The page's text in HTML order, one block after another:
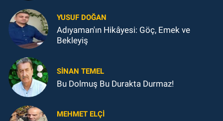
YUSUF DOĞAN
Adıyaman'ın Hikâyesi: Göç, Emek ve
Bekleyiş
SINAN TEMEL
Bu Dolmuş Bu Durakta Durmaz!
MEHMET ELÇI